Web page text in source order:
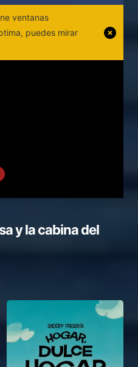
ventanas
puedes mirar
y la cabina del